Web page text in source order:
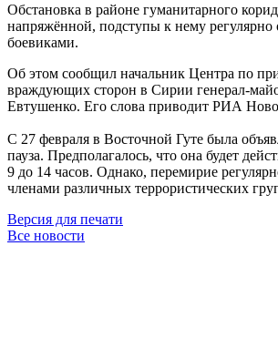
Обстановка в районе гуманитарного
напряжённой, подступы к нему регулярно
боевиками.
Об этом сообщил начальник Центра по
враждующих сторон в Сирии генерал-
Евтушенко. Его слова приводит РИА
С 27 февраля в Восточной Гуте была
пауза. Предполагалось, что она будет
9 до 14 часов. Однако, перемирие
членами различных террористических
Версия для печати
Все новости